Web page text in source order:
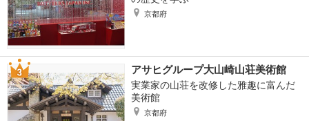
京都府
アサヒグループ大山崎山荘美術館
実業家の山荘を改修した雅趣に富んだ
美術館
京都府